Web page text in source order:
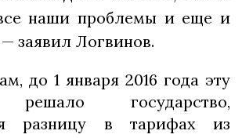
наши проблемы и еще и
— заявил Логвинов.
до 1 января 2016 года эту
решало государство,
разницу в тарифах из